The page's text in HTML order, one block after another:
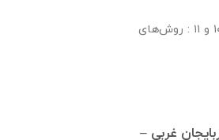
موضوع بخش اول برای دانش‌آموزان پایه تحصیلی ۱۰ و ۱۱ : روش‌های
استان آذربايجان غربی –